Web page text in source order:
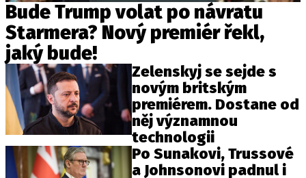
Bude Trump volat po návratu
Starmera? Nový premiér řekl,
jaký bude!
Zelenskyj se sejde s
novým britským
premiérem. Dostane od
něj významnou
technologii
Po Sunakovi, Trussové
a Johnsonovi padnul i